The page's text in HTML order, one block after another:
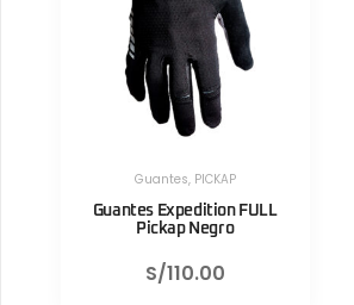
Guantes, PICKAP
Guantes Expedition FULL
Pickap Negro
S/110.00